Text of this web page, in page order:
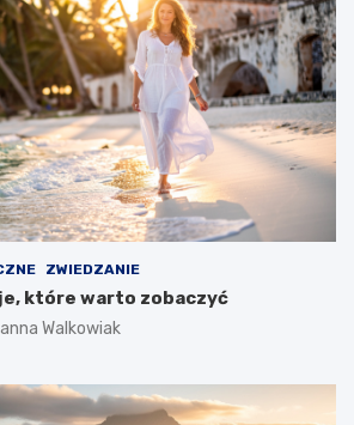
ZWIEDZANIE
które warto zobaczyć
Walkowiak